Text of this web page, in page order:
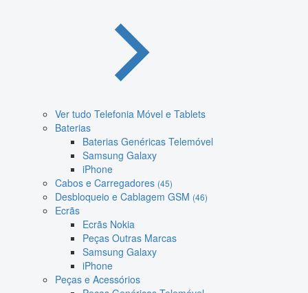
Ver tudo Telefonia Móvel e Tablets
Baterias
Baterias Genéricas Telemóvel
Samsung Galaxy
iPhone
Cabos e Carregadores (45)
Desbloqueio e Cablagem GSM (46)
Ecrãs
Ecrãs Nokia
Peças Outras Marcas
Samsung Galaxy
iPhone
Peças e Acessórios